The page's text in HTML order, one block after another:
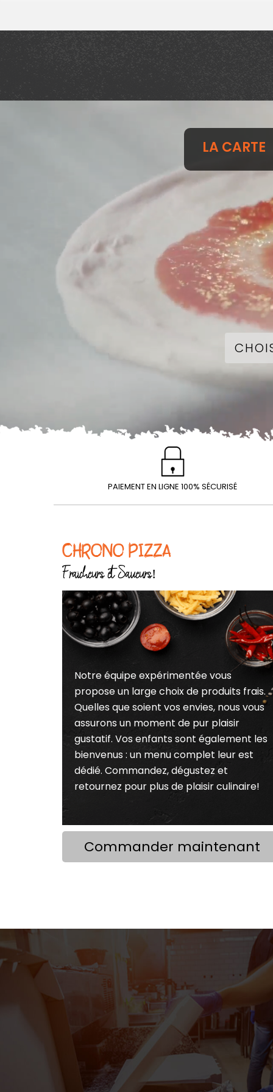
LA CARTE
PAIEMENT EN LIGNE 100% SÉCURISÉ
CHRONO PIZZA
Fraicheurs et Saveurs!
Notre équipe expérimentée vous
propose un large choix de produits frais.
Quelles que soient vos envies, nous vous
assurons un moment de pur plaisir
gustatif. Vos enfants sont également les
bienvenus : un menu complet leur est
dédié. Commandez, dégustez et
retournez pour plus de plaisir culinaire!
Commander maintenant